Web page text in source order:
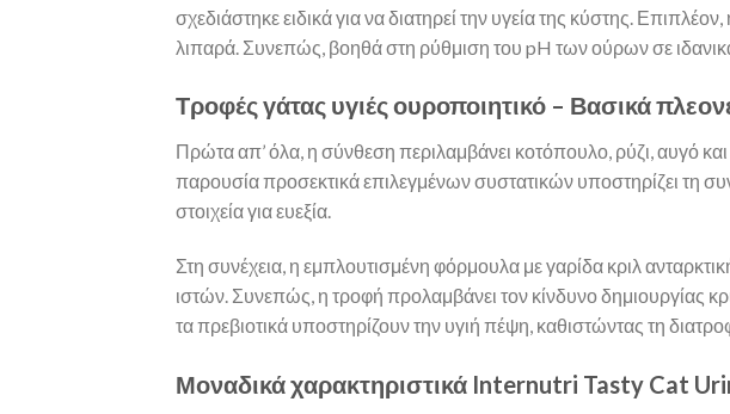
σχεδιάστηκε ειδικά για να διατηρεί την υγεία της κύστης. Επιπλέον,
λιπαρά. Συνεπώς, βοηθά στη ρύθμιση του pH των ούρων σε
Τροφές γάτας υγιές ουροποιητικό – Βασικά
Πρώτα απ’ όλα, η σύνθεση περιλαμβάνει κοτόπουλο, ρύζι, αυγό
παρουσία προσεκτικά επιλεγμένων συστατικών υποστηρίζει τη
στοιχεία για ευεξία.
Στη συνέχεια, η εμπλουτισμένη φόρμουλα με γαρίδα κριλ
ιστών. Συνεπώς, η τροφή προλαμβάνει τον κίνδυνο δημιουργίας
τα πρεβιοτικά υποστηρίζουν την υγιή πέψη, καθιστώντας τη
Μοναδικά χαρακτηριστικά Internutri Tasty Cat